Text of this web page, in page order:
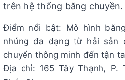
trên hệ thống băng chuyền.
Điểm nổi bật: Mô hình
nhúng đa dạng từ hải sản
chuyển thông minh đến tận
Địa chỉ: 165 Tây Thạnh, P.